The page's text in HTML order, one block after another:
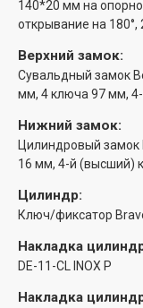
140*20 мм на
открывание на 180°,
Верхний замок:
Сувальдный замок
мм, 4 ключа 97 мм,
Нижний замок:
Цилиндровый замок
16 мм, 4-й (высший)
Цилиндр:
Ключ/фиксатор
Накладка
DE-11-CL INOX P
Накладка